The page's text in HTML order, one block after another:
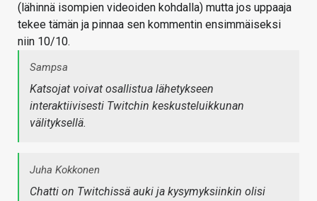
(lähinnä isompien videoiden kohdalla) mutta jos uppaaja
tekee tämän ja pinnaa sen kommentin ensimmäiseksi
niin 10/10.
Sampsa
Katsojat voivat osallistua lähetykseen
interaktiivisesti Twitchin keskusteluikkunan
välityksellä.
Juha Kokkonen
Chatti on Twitchissä auki ja kysymyksiinkin olisi